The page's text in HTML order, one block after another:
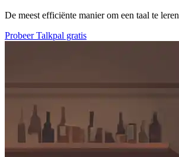
De meest efficiënte manier om een taal te leren
Probeer Talkpal gratis